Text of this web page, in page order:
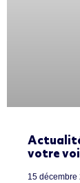
votre
15 décembre